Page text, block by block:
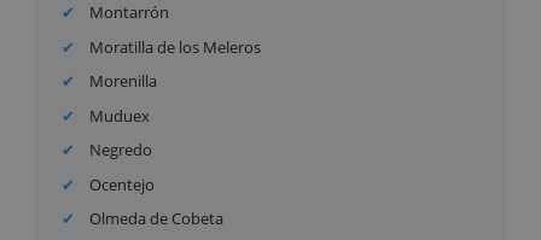
Montarrón
Moratilla de los Meleros
Morenilla
Muduex
Negredo
Ocentejo
Olmeda de Cobeta